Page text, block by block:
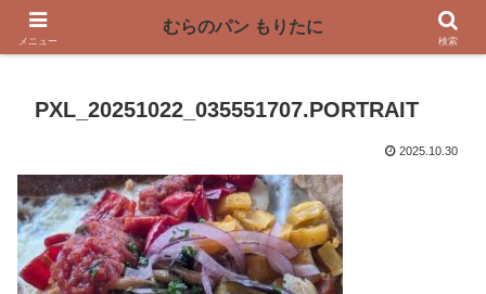
〜奈良県曽爾村の薪窯パン屋〜
PXL_20251022_035551707.PORTRAIT
2025.10.30
メニュー
むらのパン もりたに
検索